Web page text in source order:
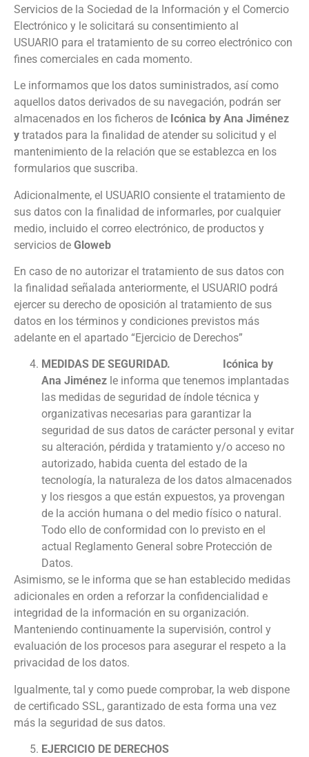
Servicios de la Sociedad de la Información y el Comercio
Electrónico y le solicitará su consentimiento al
USUARIO para el tratamiento de su correo electrónico con
fines comerciales en cada momento.
Le informamos que los datos suministrados, así como
aquellos datos derivados de su navegación, podrán ser
almacenados en los ficheros de Icónica by Ana Jiménez
y tratados para la finalidad de atender su solicitud y el
mantenimiento de la relación que se establezca en los
formularios que suscriba.
Adicionalmente, el USUARIO consiente el tratamiento de
sus datos con la finalidad de informarles, por cualquier
medio, incluido el correo electrónico, de productos y
servicios de Gloweb
En caso de no autorizar el tratamiento de sus datos con
la finalidad señalada anteriormente, el USUARIO podrá
ejercer su derecho de oposición al tratamiento de sus
datos en los términos y condiciones previstos más
adelante en el apartado “Ejercicio de Derechos”
MEDIDAS DE SEGURIDAD. Icónica by
Ana Jiménez le informa que tenemos implantadas
las medidas de seguridad de índole técnica y
organizativas necesarias para garantizar la
seguridad de sus datos de carácter personal y evitar
su alteración, pérdida y tratamiento y/o acceso no
autorizado, habida cuenta del estado de la
tecnología, la naturaleza de los datos almacenados
y los riesgos a que están expuestos, ya provengan
de la acción humana o del medio físico o natural.
Todo ello de conformidad con lo previsto en el
actual Reglamento General sobre Protección de
Datos.
Asimismo, se le informa que se han establecido medidas
adicionales en orden a reforzar la confidencialidad e
integridad de la información en su organización.
Manteniendo continuamente la supervisión, control y
evaluación de los procesos para asegurar el respeto a la
privacidad de los datos.
Igualmente, tal y como puede comprobar, la web dispone
de certificado SSL, garantizado de esta forma una vez
más la seguridad de sus datos.
EJERCICIO DE DERECHOS